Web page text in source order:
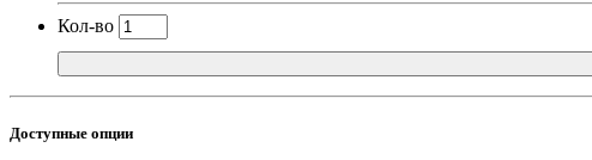
Кол-во
Доступные опции